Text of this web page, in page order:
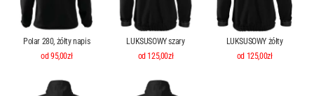
Polar 280, żółty napis
od 95,00zł
LUKSUSOWY szary
od 125,00zł
LUKSUSOWY żółty
od 125,00zł